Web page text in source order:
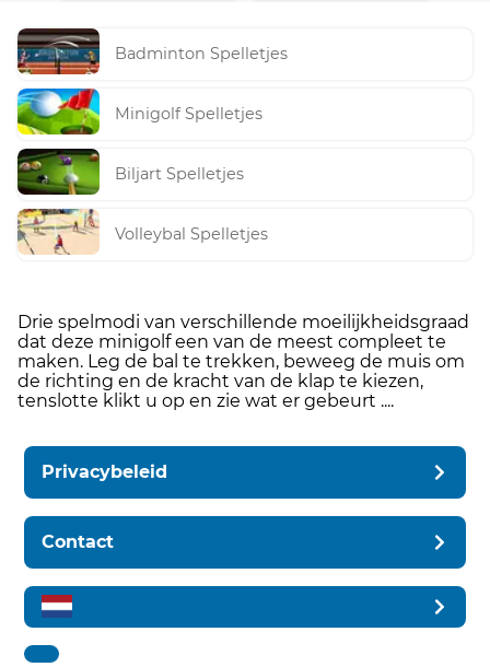
Badminton Spelletjes
Minigolf Spelletjes
Biljart Spelletjes
Volleybal Spelletjes
Drie spelmodi van verschillende moeilijkheidsgraad
dat deze minigolf een van de meest compleet te
maken. Leg de bal te trekken, beweeg de muis om
de richting en de kracht van de klap te kiezen,
tenslotte klikt u op en zie wat er gebeurt ....
Privacybeleid
Contact